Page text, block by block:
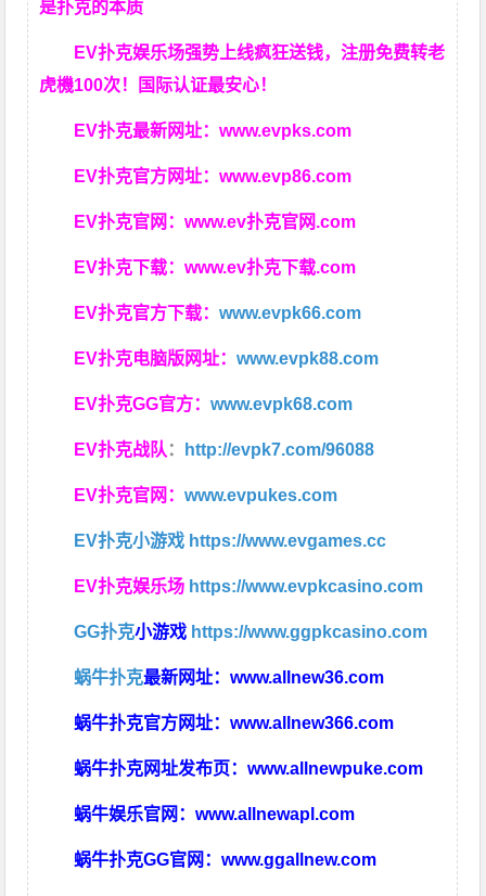
是扑克的本质
EV扑克娱乐场强势上线疯狂送钱，注册免费转老
虎機100次！国际认证最安心！
EV扑克最新网址：www.evpks.com
EV扑克官方网址：www.evp86.com
EV扑克官网：www.ev扑克官网.com
EV扑克下载：www.ev扑克下载.com
EV扑克官方下载：www.evpk66.com
EV扑克电脑版网址：www.evpk88.com
EV扑克GG官方：www.evpk68.com
EV扑克战队 ： http://evpk7.com/96088
EV扑克官网：www.evpukes.com
EV扑克小游戏 https://www.evgames.cc
EV扑克娱乐场 https://www.evpkcasino.com
GG扑克小游戏 https://www.ggpkcasino.com
蜗牛扑克最新网址：www.allnew36.com
蜗牛扑克官方网址：www.allnew366.com
蜗牛扑克网址发布页：www.allnewpuke.com
蜗牛娱乐官网：www.allnewapl.com
蜗牛扑克GG官网：www.ggallnew.com